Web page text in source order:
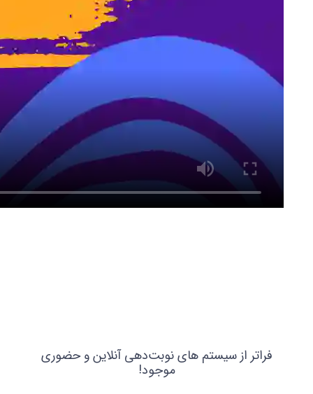
فراتر از سیستم های نوبت‌دهی آنلاین و حضوری
موجود!